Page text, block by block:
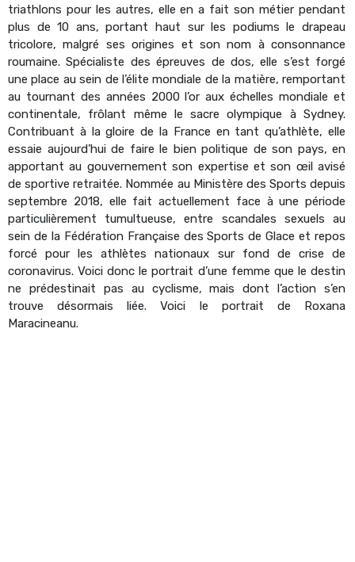
triathlons pour les autres, elle en a fait son métier pendant
plus de 10 ans, portant haut sur les podiums le drapeau
tricolore, malgré ses origines et son nom à consonnance
roumaine. Spécialiste des épreuves de dos, elle s’est forgé
une place au sein de l’élite mondiale de la matière, remportant
au tournant des années 2000 l’or aux échelles mondiale et
continentale, frôlant même le sacre olympique à Sydney.
Contribuant à la gloire de la France en tant qu’athlète, elle
essaie aujourd’hui de faire le bien politique de son pays, en
apportant au gouvernement son expertise et son œil avisé
de sportive retraitée. Nommée au Ministère des Sports depuis
septembre 2018, elle fait actuellement face à une période
particulièrement tumultueuse, entre scandales sexuels au
sein de la Fédération Française des Sports de Glace et repos
forcé pour les athlètes nationaux sur fond de crise de
coronavirus. Voici donc le portrait d’une femme que le destin
ne prédestinait pas au cyclisme, mais dont l’action s’en
trouve désormais liée. Voici le portrait de Roxana
Maracineanu.